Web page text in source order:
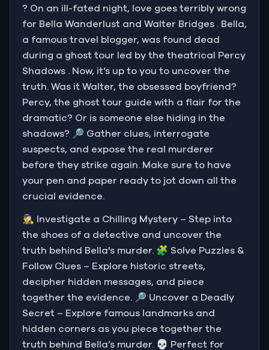
? On an ill-fated night, love goes terribly wrong
for Bella Wanderlust and Walter Bridges . Bella,
a famous travel blogger, was found dead
during a ghost tour led by the theatrical Percy
Shadows . Now, it’s up to you to uncover the
truth. Was it Walter, the obsessed boyfriend?
Percy, the ghost tour guide with a flair for the
dramatic? Or is someone else hiding in the
shadows? 🔎 Gather clues, interrogate
suspects, and expose the real murderer
before they strike again. Make sure to have
your pen and paper ready to jot down all the
crucial evidence.
🕵️‍♂️ Investigate a Chilling Mystery – Step into
the shoes of a detective and uncover the
truth behind Bella's murder. 🧩 Solve Puzzles &
Follow Clues – Explore historic streets,
decipher hidden messages, and piece
together the evidence. 🔎 Uncover a Deadly
Secret – Explore famous landmarks and
hidden corners as you piece together the
truth behind Bella’s murder. 💀 Perfect for